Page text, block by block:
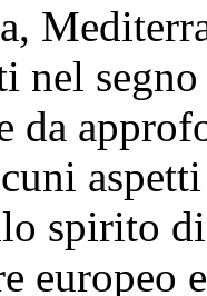
nel
da
spirito di
europeo